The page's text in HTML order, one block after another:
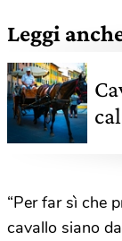
Leggi
“Per far sì che
cavallo siano